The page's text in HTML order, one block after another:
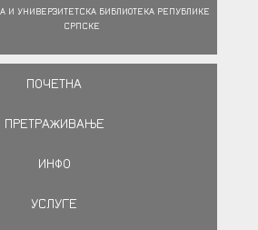
И УНИВЕРЗИТЕТСКА БИБЛИОТЕКА РЕПУБЛИКЕ
СРПСКЕ
ПОЧЕТНА
ПРЕТРАЖИВАЊЕ
ИНФО
УСЛУГЕ